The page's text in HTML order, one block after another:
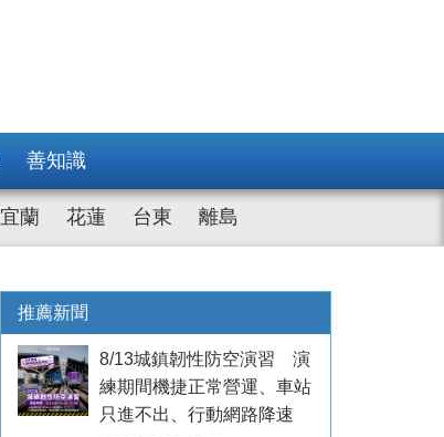
善知識
宜蘭 花蓮 台東 離島
推薦新聞
8/13城鎮韌性防空演習 演
練期間機捷正常營運、車站
只進不出、行動網路降速